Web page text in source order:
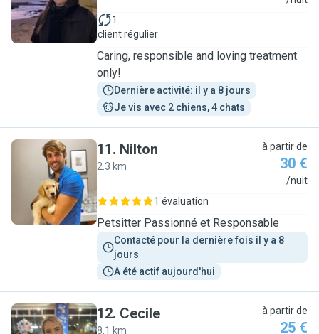
1
client régulier
Caring, responsible and loving treatment
only!
Dernière activité: il y a 8 jours
Je vis avec 2 chiens, 4 chats
N
11. Nilton
2.3 km
à partir de
30 €
/nuit
1 évaluation
Petsitter Passionné et Responsable
Contacté pour la dernière fois il y a 8
jours
A été actif aujourd'hui
12. Cecile
8.1 km
à partir de
25 €